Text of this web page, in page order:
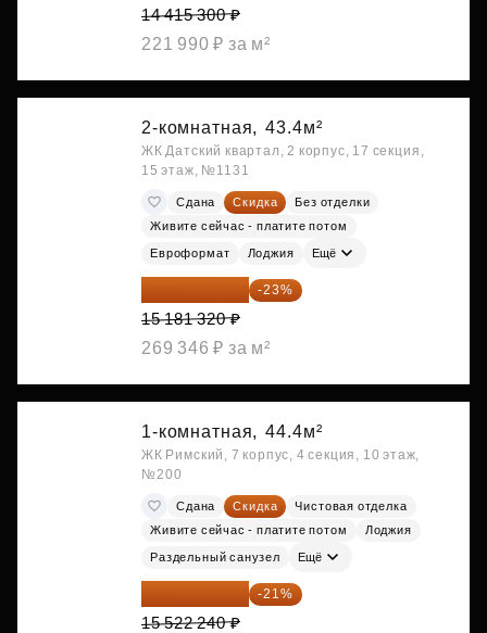
14 415 300 ₽
221 990 ₽ за м²
2-комнатная, 43.4м²
ЖК Датский квартал, 2 корпус, 17 секция,
15 этаж, №1131
Сдана Скидка
Без отделки
Живите сейчас - платите потом
Евроформат Лоджия Ещё
11 689 616 ₽ -23%
15 181 320 ₽
269 346 ₽ за м²
1-комнатная, 44.4м²
ЖК Римский, 7 корпус, 4 секция, 10 этаж,
№200
Сдана Скидка
Чистовая отделка
Живите сейчас - платите потом
Лоджия
Раздельный санузел Ещё
12 262 570 ₽ -21%
15 522 240 ₽